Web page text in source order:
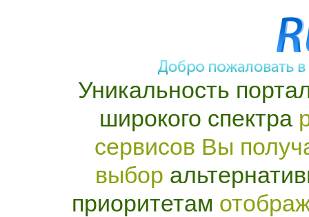
Уникальность
широкого спектра
сервисов Вы
выбор
приоритетам